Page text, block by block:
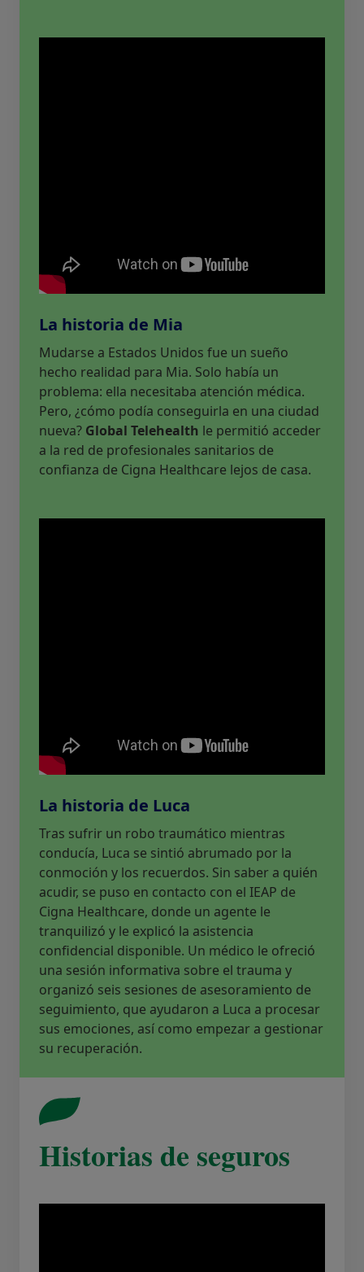
La historia de Mia
Mudarse a Estados Unidos fue un sueño
hecho realidad para Mia. Solo había un
problema: ella necesitaba atención médica.
Pero, ¿cómo podía conseguirla en una ciudad
nueva? Global Telehealth le permitió acceder
a la red de profesionales sanitarios de
confianza de Cigna Healthcare lejos de casa.
La historia de Luca
Tras sufrir un robo traumático mientras
conducía, Luca se sintió abrumado por la
conmoción y los recuerdos. Sin saber a quién
acudir, se puso en contacto con el IEAP de
Cigna Healthcare, donde un agente le
tranquilizó y le explicó la asistencia
confidencial disponible. Un médico le ofreció
una sesión informativa sobre el trauma y
organizó seis sesiones de asesoramiento de
seguimiento, que ayudaron a Luca a procesar
sus emociones, así como empezar a gestionar
su recuperación.
Historias de seguros